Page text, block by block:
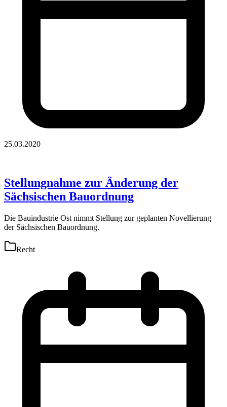
25.03.2020
Stellungnahme zur Änderung der
Sächsischen Bauordnung
Die Bauindustrie Ost nimmt Stellung zur geplanten Novellierung
der Sächsischen Bauordnung.
Recht